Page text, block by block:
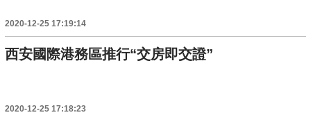
2020-12-25 17:19:14
西安國際港務區推行“交房即交證”
2020-12-25 17:18:23